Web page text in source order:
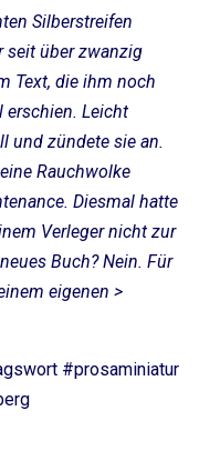
Silberstreifen
seit über zwanzig
Text, die ihm noch
Leicht
und zündete sie an.
Rauchwolke
Diesmal hatte
Verleger nicht zur
Buch? Nein. Für
eigenen >
#prosaminiatur